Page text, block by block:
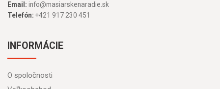
Email: info@masiarskenaradie.sk
Telefón: +421 917 230 451
INFORMÁCIE
O spoločnosti